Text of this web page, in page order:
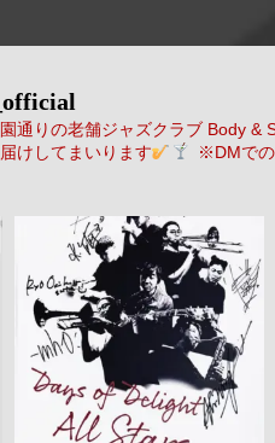
通りの老舗ジャズクラブ Body &
けしてまいります
※DMでの